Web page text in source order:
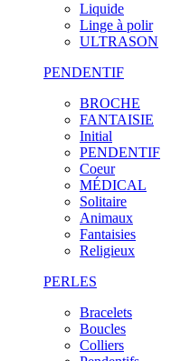
Liquide
Linge à polir
ULTRASON
PENDENTIF
BROCHE
FANTAISIE
Initial
PENDENTIF
Coeur
MÉDICAL
Solitaire
Animaux
Fantaisies
Religieux
PERLES
Bracelets
Boucles
Colliers